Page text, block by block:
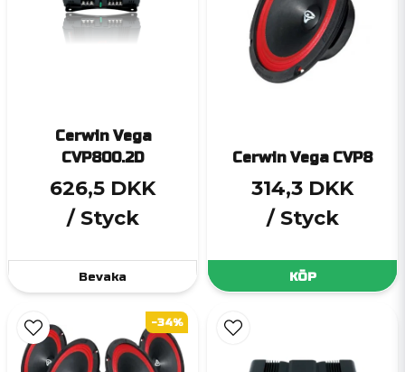
Cerwin Vega
CVP800.2D
626,5 DKK
/ Styck
Bevaka
Cerwin Vega CVP8
314,3 DKK
/ Styck
KÖP
-34%